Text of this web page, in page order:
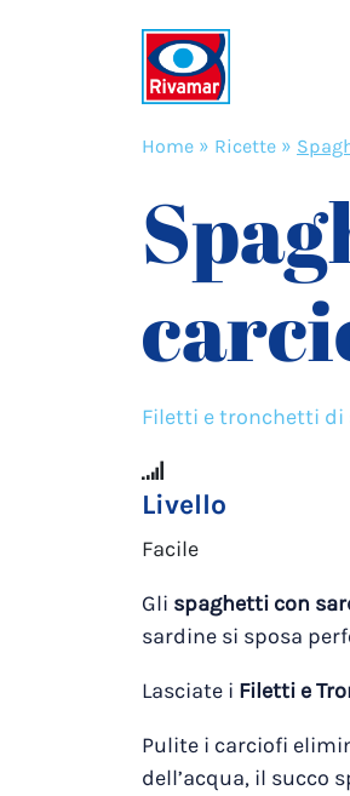
Home » Ricette »
Filetti e tronchetti di
Livello
Facile
Gli spaghetti con
sardine si sposa
Lasciate i Filetti e
Pulite i carciofi
dell’acqua, il succo